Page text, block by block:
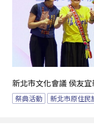
新北市文化會議 侯友
祭典活動 新北市原住民